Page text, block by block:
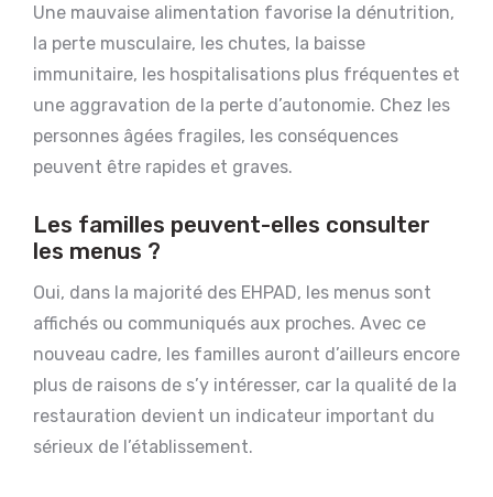
Une mauvaise alimentation favorise la dénutrition,
la perte musculaire, les chutes, la baisse
immunitaire, les hospitalisations plus fréquentes et
une aggravation de la perte d’autonomie. Chez les
personnes âgées fragiles, les conséquences
peuvent être rapides et graves.
Les familles peuvent-elles consulter
les menus ?
Oui, dans la majorité des EHPAD, les menus sont
affichés ou communiqués aux proches. Avec ce
nouveau cadre, les familles auront d’ailleurs encore
plus de raisons de s’y intéresser, car la qualité de la
restauration devient un indicateur important du
sérieux de l’établissement.